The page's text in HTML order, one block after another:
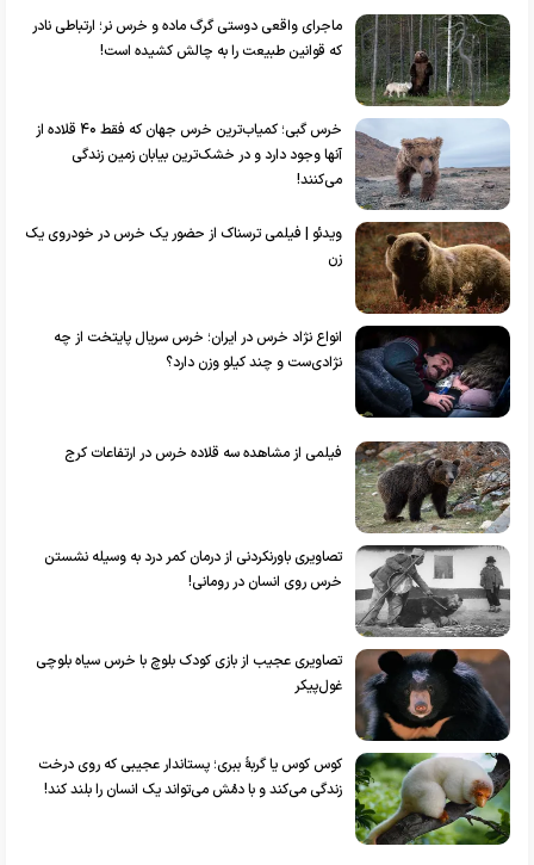
ماجرای واقعی دوستی گرگ ماده و خرس نر؛ ارتباطی نادر
که قوانین طبیعت را به چالش کشیده است!
خرس گبی؛ کمیاب‌ترین خرس جهان که فقط ۴۰ قلاده از
آنها وجود دارد و در خشک‌ترین بیابان زمین زندگی
می‌کنند!
ویدئو | فیلمی ترسناک از حضور یک خرس در خودروی یک
زن
انواع نژاد خرس در ایران؛ خرس سریال پایتخت از چه
نژادی‌ست و چند کیلو وزن دارد؟
فیلمی از مشاهده سه قلاده خرس در ارتفاعات کرج
تصاویری باورنکردنی از درمان کمر درد به وسیله نشستن
خرس روی انسان در رومانی!
تصاویری عجیب از بازی کودک بلوچ با خرس سیاه بلوچی
غول‌پیکر
کوس کوس یا گربۀ ببری؛ پستاندار عجیبی که روی درخت‌
زندگی می‌کند و با دمُش می‌تواند یک انسان را بلند کند!